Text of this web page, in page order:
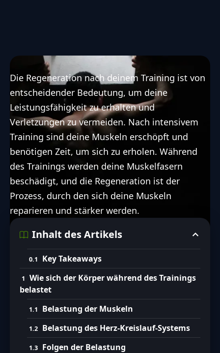
Die Regeneration nach deinem Training ist von
entscheidender Bedeutung, um deine
Leistungsfähigkeit zu erhalten und
Verletzungen zu vermeiden. Nach intensivem
Training sind deine Muskeln erschöpft und
benötigen Zeit, um sich zu erholen. Während
des Trainings werden deine Muskelfasern
beschädigt, und die Regeneration ist der
Prozess, durch den sich deine Muskeln
reparieren und stärker werden.
Inhalt des Artikels
Key Takeaways
Wie sich der Körper während des Trainings
belastet
Belastung der Muskeln
Belastung des Herz-Kreislauf-Systems
Folgen der Belastung